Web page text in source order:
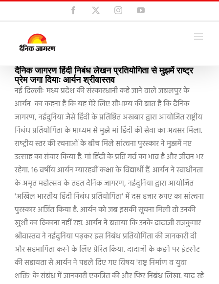
Skip
to
Facebook InstagramYouTube
दैनिक जागरण हिंदी निबंध लेखन प्रतियोगिता से मुझमें राष्‍ट्र
प्रेम जगा दियाः आर्यन श्रीवास्तव
नई दिल्लीः मध्य प्रदेश की संस्कारधानी कहे जाने वाले जबलपुर के
आर्यन का कहना है कि यह मेरे लिए सौभाग्य की बात है कि दैनिक
जागरण,नईदुनिया जैसे हिंदी के प्रतिष्ठित अखबार द्वारा आयोजित राष्ट्रीय
निबंध प्रतियोगिता के माध्यम से मुझे मां हिंदी की सेवा का अवसर मिला.
राष्‍ट्रीय स्‍तर की रचनाओं के बीच मिले सांत्वना पुरस्कार ने मुझमें नए
उत्साह का संचार किया है. मां हिंदी के प्रति गर्व का भाव है और जीवन भर
रहेगा.16वर्षीय आर्यन ग्यारहवीं कक्षा के विद्यार्थी हैं. आर्यन ने स्वाधीनता
के अमृत महोत्सव के तहत दैनिक जागरण,नईदुनिया द्वारा आयोजित
'अखिल भारतीय हिंदी निबंध प्रतियोगिता'में दस हजार रुपए का सांत्वना
पुरस्कार अर्जित किया है. आर्यन को जब इसकी सूचना मिली तो उनकी
खुशी का ठिकाना नहीं रहा. आर्यन ने बताया कि उनके दादाजी राजकुमार
श्रीवास्तव ने नईदुनिया पढ़कर इस निबंध प्रतियोगिता की जानकारी दी
और सहभागिता करने के लिए प्रेरित किया. दादाजी के कहने पर इंटरनेट
की सहायता से आर्यन ने पहले दिए गए विषय'राष्ट्र निर्माण व युवा
शक्ति'के संबंध में जानकारी एकत्रित की और फिर निबंध लिखा.याद रहे